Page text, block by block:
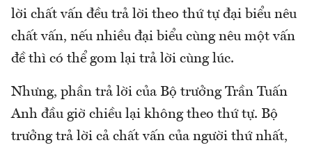
lời chất vấn đều trả lời theo thứ tự đại biểu nêu
chất vấn, nếu nhiều đại biểu cùng nêu một vấn
đề thì có thể gom lại trả lời cùng lúc.
Nhưng, phần trả lời của Bộ trưởng Trần Tuấn
Anh đầu giờ chiều lại không theo thứ tự. Bộ
trưởng trả lời cả chất vấn của người thứ nhất,